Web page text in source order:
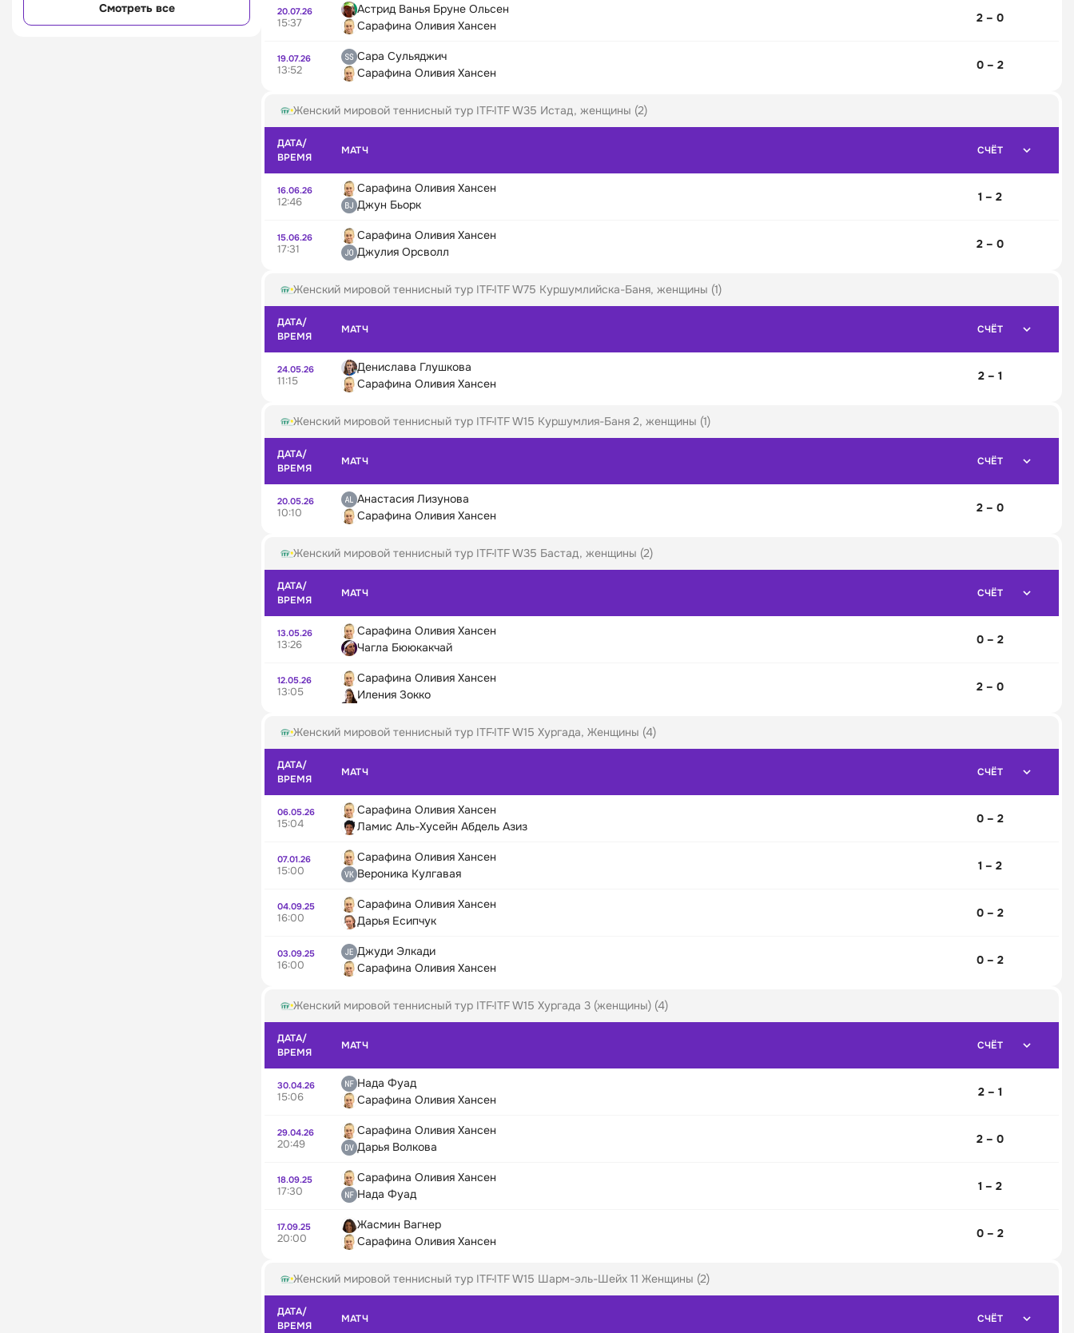
Смотреть все 20.07.26
15:37
Астрид Ванья Бруне Ольсен
Сарафина Оливия Хансен
2 – 0
19.07.26
13:52
Сара Сульяджич
Сарафина Оливия Хансен
0 – 2
Женский мировой теннисный тур ITFITF W35 Истад, женщины (2)
ДАТА/
ВРЕМЯ
МАТЧ СЧЁТ
16.06.26
12:46
Сарафина Оливия Хансен
Джун Бьорк
1 – 2
15.06.26
17:31
Сарафина Оливия Хансен
Джулия Орсволл
2 – 0
Женский мировой теннисный тур ITFITF W75 Куршумлийска-Баня, женщины (1)
ДАТА/
ВРЕМЯ
МАТЧ СЧЁТ
24.05.26
11:15
Денислава Глушкова
Сарафина Оливия Хансен
2 – 1
Женский мировой теннисный тур ITFITF W15 Куршумлия-Баня 2, женщины (1)
ДАТА/
ВРЕМЯ
МАТЧ СЧЁТ
20.05.26
10:10
Анастасия Лизунова
Сарафина Оливия Хансен
2 – 0
Женский мировой теннисный тур ITFITF W35 Бастад, женщины (2)
ДАТА/
ВРЕМЯ
МАТЧ СЧЁТ
13.05.26
13:26
Сарафина Оливия Хансен
Чагла Бююкакчай
0 – 2
12.05.26
13:05
Сарафина Оливия Хансен
Иления Зокко
2 – 0
Женский мировой теннисный тур ITFITF W15 Хургада, Женщины (4)
ДАТА/
ВРЕМЯ
МАТЧ СЧЁТ
06.05.26
15:04
Сарафина Оливия Хансен
Ламис Аль-Хусейн Абдель Азиз
0 – 2
07.01.26
15:00
Сарафина Оливия Хансен
Вероника Кулгавая
1 – 2
04.09.25
16:00
Сарафина Оливия Хансен
Дарья Есипчук
0 – 2
03.09.25
16:00
Джуди Элкади
Сарафина Оливия Хансен
0 – 2
Женский мировой теннисный тур ITFITF W15 Хургада 3 (женщины) (4)
ДАТА/
ВРЕМЯ
МАТЧ СЧЁТ
30.04.26
15:06
Нада Фуад
Сарафина Оливия Хансен
2 – 1
29.04.26
20:49
Сарафина Оливия Хансен
Дарья Волкова
2 – 0
18.09.25
17:30
Сарафина Оливия Хансен
Нада Фуад
1 – 2
17.09.25
20:00
Жасмин Вагнер
Сарафина Оливия Хансен
0 – 2
Женский мировой теннисный тур ITFITF W15 Шарм-эль-Шейх 11 Женщины (2)
ДАТА/
ВРЕМЯ
МАТЧ СЧЁТ